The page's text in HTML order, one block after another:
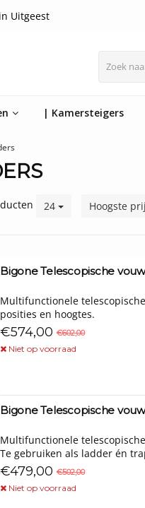
Uitgeest
| Kamersteigers
24 Hoogste
Bigone Telescopische
Multifunctionele
posities en hoogtes.
€574,00 €602,00
Niet op voorraad
Bigone Telescopische
Multifunctionele
Te gebruiken als ladder én
€479,00 €502,00
Niet op voorraad